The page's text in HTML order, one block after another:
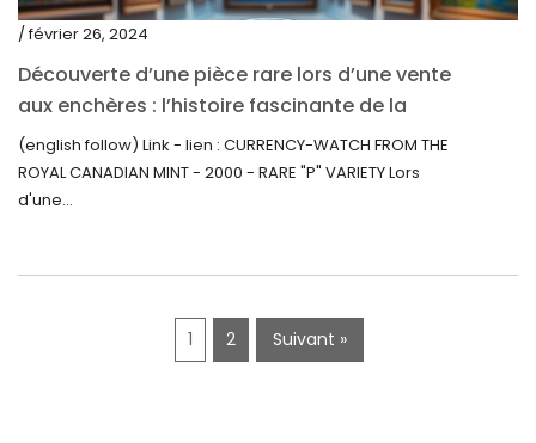
décembre 2019
octobre 2019
septembre 2019
juin 2019
avril 2019
/ février 26, 2024
Découverte d’une pièce rare lors d’une vente
aux enchères : l’histoire fascinante de la
Monnaie-Montre de la Monnaie Royale du
Canada (2000) Rare Variété « P »
(english follow) Link - lien : CURRENCY-WATCH FROM THE
ROYAL CANADIAN MINT - 2000 - RARE "P" VARIETY Lors
d'une...
1 2 Suivant »